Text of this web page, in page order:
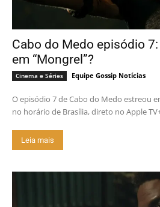
Cabo do Medo episódio
em “Mongrel”?
Cinema e Séries Equipe Gossip Notícias
O episódio 7 de Cabo do Medo estreou
no horário de Brasília, direto no Apple
Leia mais